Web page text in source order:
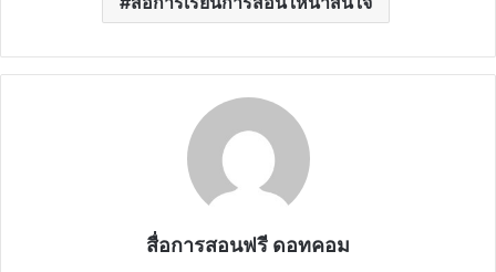
สื่อการสอนฟรี ดอทคอม